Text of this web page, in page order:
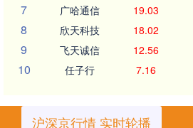
7 广哈通信 19.03
8 欣天科技 18.02
9 飞天诚信 12.56
10 任子行 7.16
沪深京行情 实时轮播